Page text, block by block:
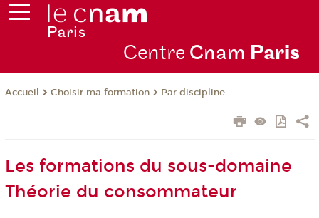
Centre Cnam Paris
Accueil Choisir ma formation Par discipline
Les formations du sous-domaine
Théorie du consommateur